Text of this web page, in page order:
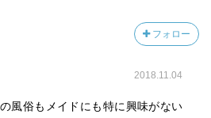
フォロー
2018.11.04
風俗もメイドにも特に興味がない